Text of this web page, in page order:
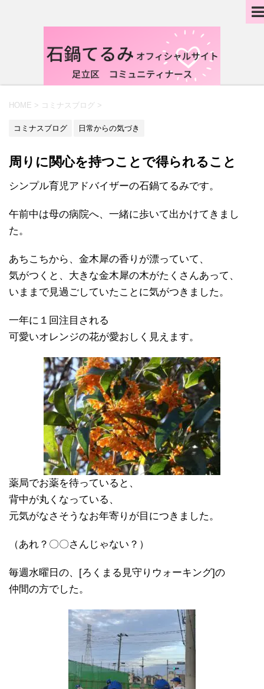
HOME > コミナスブログ >
コミナスブログ 日常からの気づき
周りに関心を持つことで得られること
シンプル育児アドバイザーの石鍋てるみです。
午前中は母の病院へ、一緒に歩いて出かけてきまし
た。
あちこちから、金木犀の香りが漂っていて、
気がつくと、大きな金木犀の木がたくさんあって、
いままで見過ごしていたことに気がつきました。
一年に１回注目される
可愛いオレンジの花が愛おしく見えます。
薬局でお薬を待っていると、
背中が丸くなっている、
元気がなさそうなお年寄りが目につきました。
（あれ？〇〇さんじゃない？）
毎週水曜日の、[ろくまる見守りウォーキング]の
仲間の方でした。